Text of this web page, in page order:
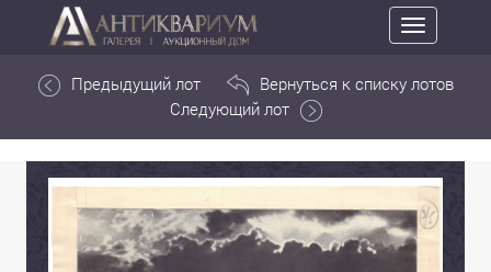
Toggle
navigation
Предыдущий лот
Вернуться к списку лотов
Следующий лот